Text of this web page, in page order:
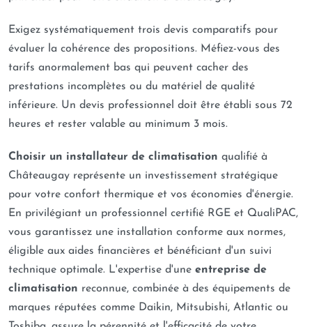
Exigez systématiquement trois devis comparatifs pour
évaluer la cohérence des propositions. Méfiez-vous des
tarifs anormalement bas qui peuvent cacher des
prestations incomplètes ou du matériel de qualité
inférieure. Un devis professionnel doit être établi sous 72
heures et rester valable au minimum 3 mois.
Choisir un installateur de climatisation qualifié à
Châteaugay représente un investissement stratégique
pour votre confort thermique et vos économies d'énergie.
En privilégiant un professionnel certifié RGE et QualiPAC,
vous garantissez une installation conforme aux normes,
éligible aux aides financières et bénéficiant d'un suivi
technique optimale. L'expertise d'une entreprise de
climatisation reconnue, combinée à des équipements de
marques réputées comme Daikin, Mitsubishi, Atlantic ou